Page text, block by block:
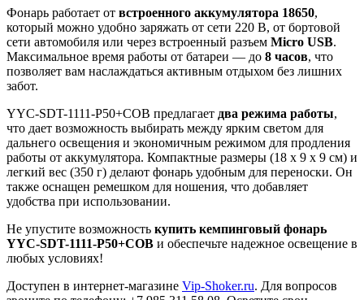
Фонарь работает от встроенного аккумулятора 18650,
который можно удобно заряжать от сети 220 В, от бортовой
сети автомобиля или через встроенный разъем Micro USB.
Максимальное время работы от батареи — до 8 часов, что
позволяет вам наслаждаться активным отдыхом без лишних
забот.
YYC-SDT-1111-P50+COB предлагает два режима работы,
что дает возможность выбирать между ярким светом для
дальнего освещения и экономичным режимом для продления
работы от аккумулятора. Компактные размеры (18 x 9 x 9 см) и
легкий вес (350 г) делают фонарь удобным для переноски. Он
также оснащен ремешком для ношения, что добавляет
удобства при использовании.
Не упустите возможность купить кемпинговый фонарь
YYC-SDT-1111-P50+COB и обеспечьте надежное освещение в
любых условиях!
Доступен в интернет-магазине Vip-Shoker.ru. Для вопросов